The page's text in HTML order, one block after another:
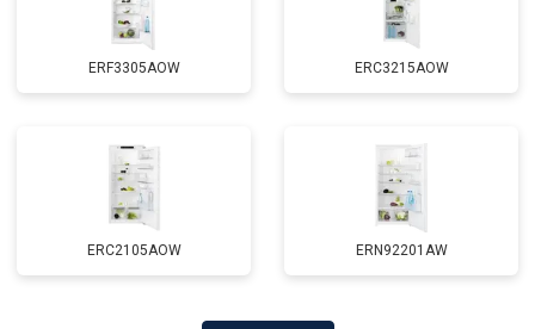
ERF3305AOW ERC3215AOW
ERC2105AOW ERN92201AW